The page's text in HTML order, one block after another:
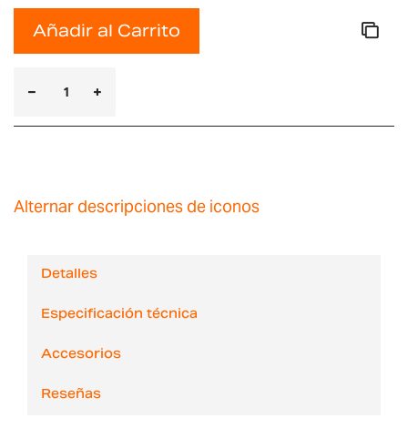
Añadir al Carrito
Alternar descripciones de iconos
Detalles
Especificación técnica
Accesorios
Reseñas